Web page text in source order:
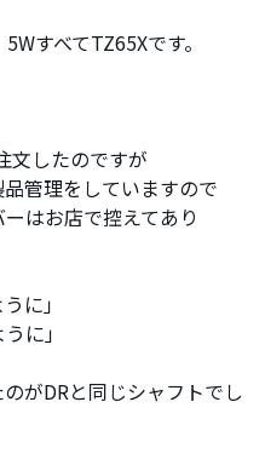
すべてTZ65Xです。
文したのですが
管理をしていますので
はお店で控えてあり
に」
に」
がDRと同じシャフトでし